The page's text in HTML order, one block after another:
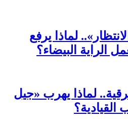
لماذا يرفع
الراية البيضاء؟
لماذا يهرب «جيل